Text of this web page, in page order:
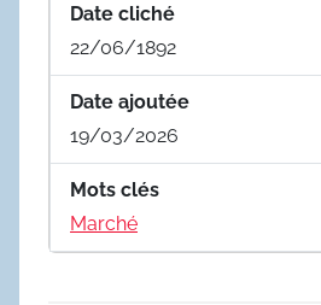
Date cliché
22/06/1892
Date ajoutée
19/03/2026
Mots clés
Marché